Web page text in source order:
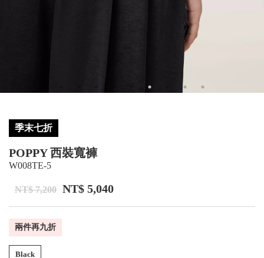
季末七折
POPPY 西裝寬褲
W008TE-5
NT$ 7,200 NT$ 5,040
兩件再九折
Black